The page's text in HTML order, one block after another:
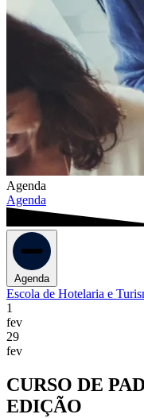
Agenda
Agenda
Agenda
Escola de Hotelaria e
1
fev
29
fev
CURSO DE
EDIÇÃO